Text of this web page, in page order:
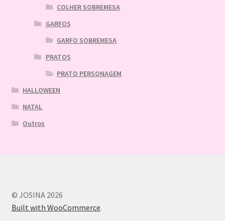
COLHER SOBREMESA
GARFOS
GARFO SOBREMESA
PRATOS
PRATO PERSONAGEM
HALLOWEEN
NATAL
Outros
© JOSINA 2026
Built with WooCommerce.